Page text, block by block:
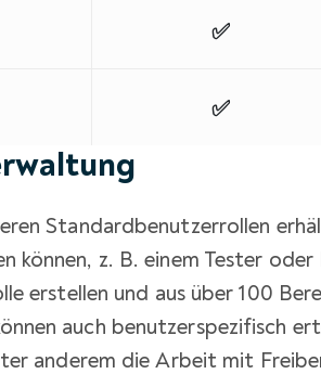
✅
✅
Standardbenutzerrollen
können, z. B. einem Tester
erstellen und aus über 100
auch benutzerspezifisch
anderem die Arbeit mit